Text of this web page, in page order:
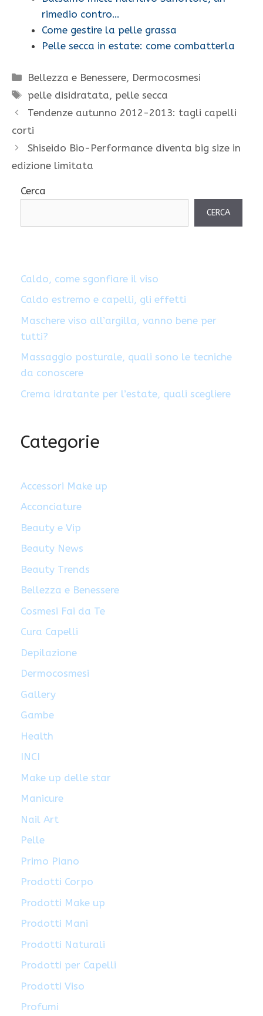
rimedio contro…
Come gestire la pelle grassa
Pelle secca in estate: come combatterla
Categorie
Bellezza e Benessere, Dermocosmesi
Tag
pelle disidratata, pelle secca
Tendenze autunno 2012-2013: tagli capelli
corti
Shiseido Bio-Performance diventa big size in
edizione limitata
Cerca
CERCA
Caldo, come sgonfiare il viso
Caldo estremo e capelli, gli effetti
Maschere viso all’argilla, vanno bene per
tutti?
Massaggio posturale, quali sono le tecniche
da conoscere
Crema idratante per l’estate, quali scegliere
Categorie
Accessori Make up
Acconciature
Beauty e Vip
Beauty News
Beauty Trends
Bellezza e Benessere
Cosmesi Fai da Te
Cura Capelli
Depilazione
Dermocosmesi
Gallery
Gambe
Health
INCI
Make up delle star
Manicure
Nail Art
Pelle
Primo Piano
Prodotti Corpo
Prodotti Make up
Prodotti Mani
Prodotti Naturali
Prodotti per Capelli
Prodotti Viso
Profumi